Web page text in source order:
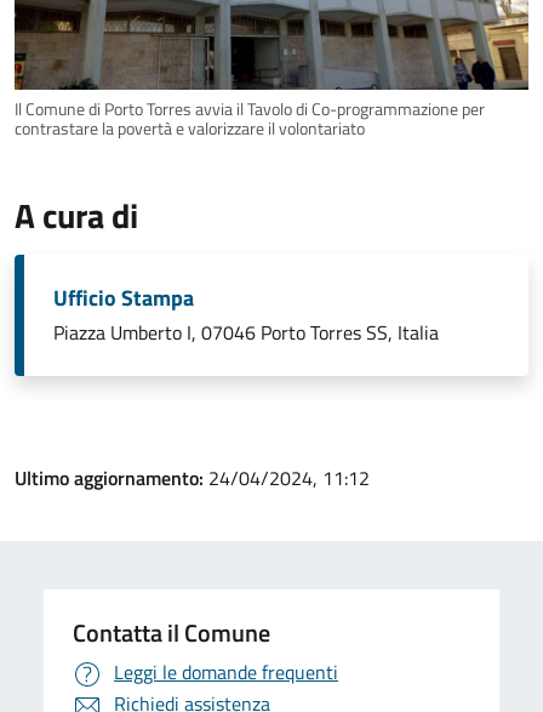
Il Comune di Porto Torres avvia il Tavolo di Co-programmazione per
contrastare la povertà e valorizzare il volontariato
A cura di
Ufficio Stampa
Piazza Umberto I, 07046 Porto Torres SS, Italia
Ultimo aggiornamento: 24/04/2024, 11:12
Contatta il Comune
Leggi le domande frequenti
Richiedi assistenza